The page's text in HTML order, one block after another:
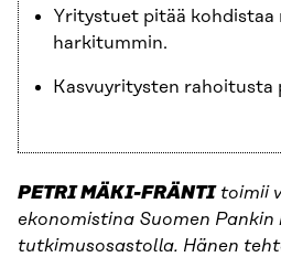
Yritystuet pitää kohdistaa
harkitummin.
Kasvuyritysten rahoitusta
PETRI MÄKI-FRÄNTItoimii
ekonomistina Suomen
tutkimusosastolla. Hänen